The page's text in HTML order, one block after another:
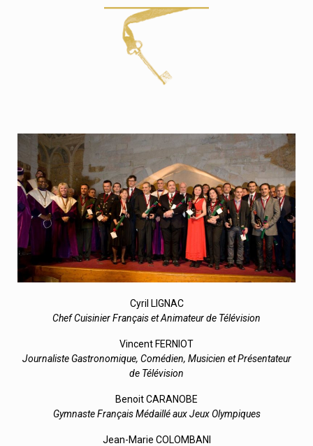
Cyril LIGNAC
Chef Cuisinier Français et Animateur de Télévision
Vincent FERNIOT
Journaliste Gastronomique, Comédien, Musicien et Présentateur
de Télévision
Benoit CARANOBE
Gymnaste Français Médaillé aux Jeux Olympiques
Jean-Marie COLOMBANI